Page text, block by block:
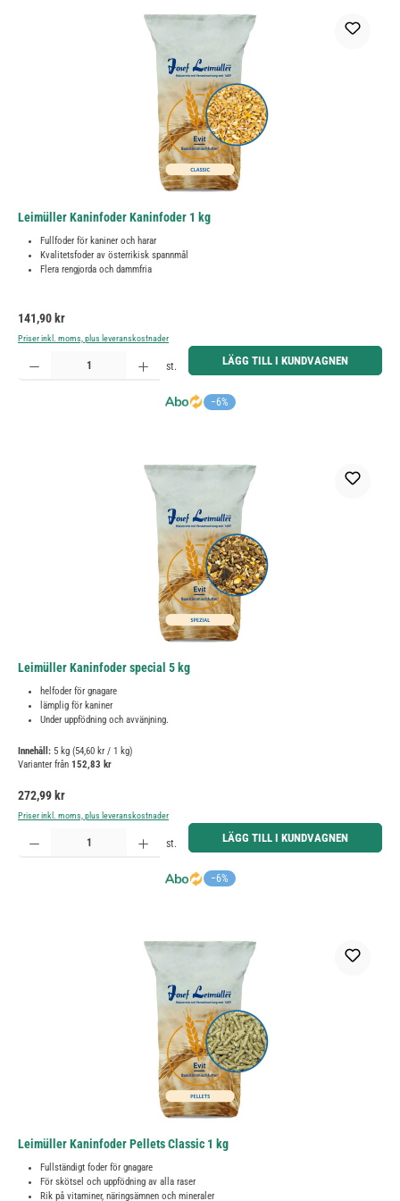
Leimüller Kaninfoder Kaninfoder 1 kg
Fullfoder för kaniner och harar
Kvalitetsfoder av österrikisk spannmål
Flera rengjorda och dammfria
Ordinarie pris:
141,90 kr
Priser inkl. moms, plus leveranskostnader
−6%
Produktkvantitet: Ange önskat belopp eller använd knapparna för att öka eller minska kvantiteten.
st. LÄGG TILL I KUNDVAGNEN
Leimüller Kaninfoder special 5 kg
helfoder för gnagare
lämplig för kaniner
Under uppfödning och avvänjning.
Innehåll: 5 kg (54,60 kr / 1 kg)
Varianter från 152,83 kr
Ordinarie pris:
272,99 kr
Priser inkl. moms, plus leveranskostnader
−6%
Produktkvantitet: Ange önskat belopp eller använd knapparna för att öka eller minska kvantiteten.
st. LÄGG TILL I KUNDVAGNEN
Leimüller Kaninfoder Pellets Classic 1 kg
Fullständigt foder för gnagare
För skötsel och uppfödning av alla raser
Rik på vitaminer, näringsämnen och mineraler